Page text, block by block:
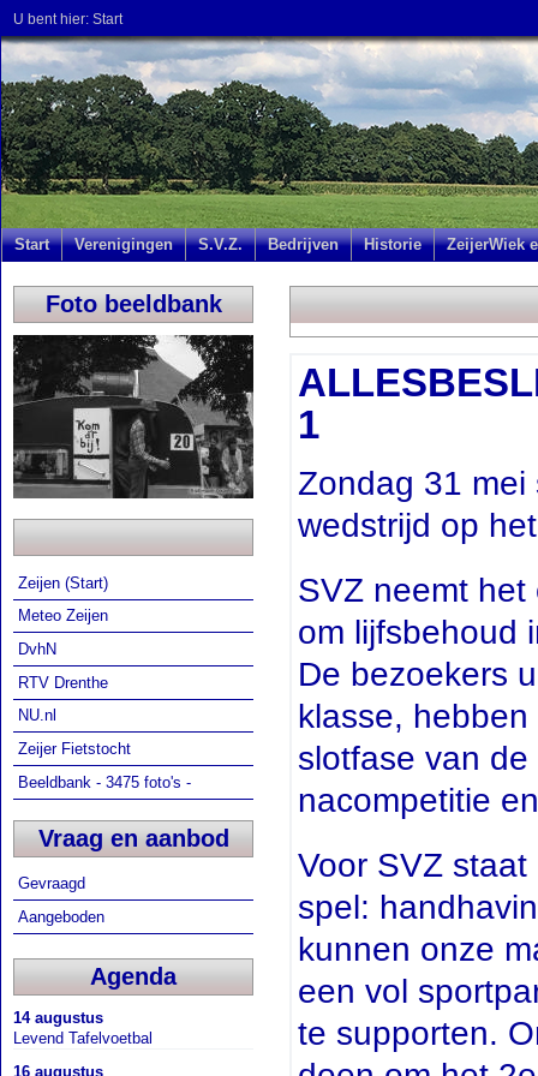
U bent hier: Start
Start Verenigingen S.V.Z. Bedrijven Historie ZeijerWiek
Foto beeldbank
Zeijen (Start)
Meteo Zeijen
DvhN
RTV Drenthe
NU.nl
Zeijer Fietstocht
Beeldbank - 3475 foto's -
Vraag en aanbod
Gevraagd
Aangeboden
Agenda
14 augustus
Levend Tafelvoetbal
16 augustus
1
Zondag 31 mei
wedstrijd op
SVZ neemt
om lijfsbehoud
De bezoekers
klasse,
slotfase van
nacompetitie
Voor SVZ
spel:
kunnen onze
een vol
te supporten.